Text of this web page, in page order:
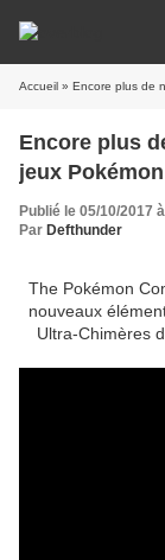
Accueil » Encore plus de
Encore plus
jeux
Publié le 05/10/2017
Par Defthunder
The Pokémon
nouveaux
Ultra-Chimères